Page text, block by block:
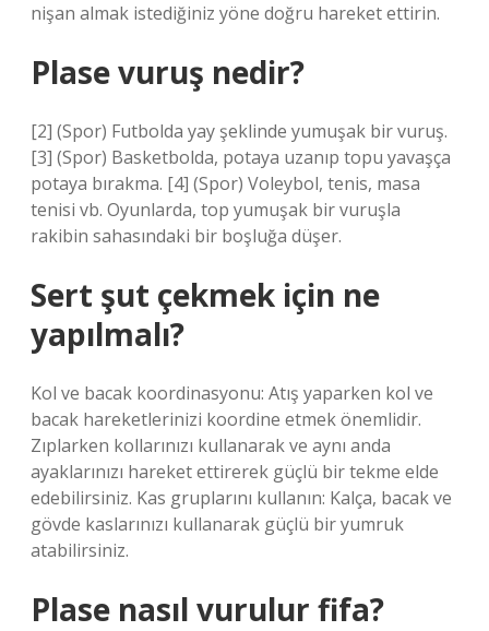
nişan almak istediğiniz yöne doğru hareket ettirin.
Plase vuruş nedir?
[2] (Spor) Futbolda yay şeklinde yumuşak bir vuruş.
[3] (Spor) Basketbolda, potaya uzanıp topu yavaşça
potaya bırakma. [4] (Spor) Voleybol, tenis, masa
tenisi vb. Oyunlarda, top yumuşak bir vuruşla
rakibin sahasındaki bir boşluğa düşer.
Sert şut çekmek için ne
yapılmalı?
Kol ve bacak koordinasyonu: Atış yaparken kol ve
bacak hareketlerinizi koordine etmek önemlidir.
Zıplarken kollarınızı kullanarak ve aynı anda
ayaklarınızı hareket ettirerek güçlü bir tekme elde
edebilirsiniz. Kas gruplarını kullanın: Kalça, bacak ve
gövde kaslarınızı kullanarak güçlü bir yumruk
atabilirsiniz.
Plase nasıl vurulur fifa?